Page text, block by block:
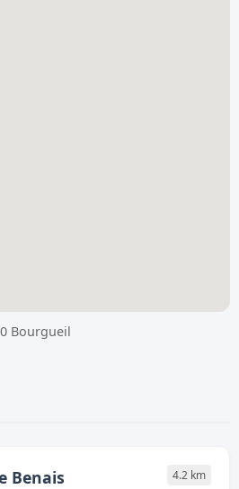
Bourgueil
Benais 4.2 km